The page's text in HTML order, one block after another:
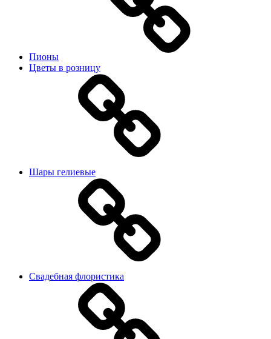
Пионы
Цветы в розницу
Шары гелиевые
Свадебная флористика